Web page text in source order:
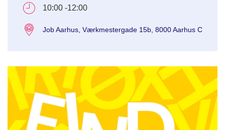
10:00 -12:00
Job Aarhus, Værkmestergade 15b, 8000 Aarhus C